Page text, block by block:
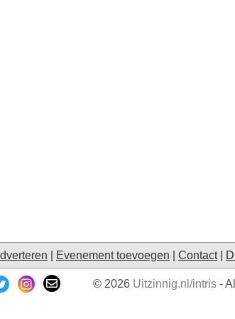
Evenement toevoegen Contact|
© 2026 Uitzinnig.nl/intris-